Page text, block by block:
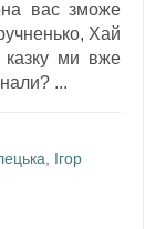
вас зможе
Хай
казку ми вже
...
Ігор